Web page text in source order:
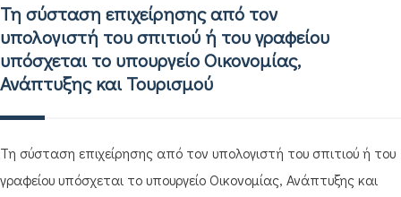
Τη σύσταση επιχείρησης από τον
υπολογιστή του σπιτιού ή του γραφείου
υπόσχεται το υπουργείο Οικονομίας,
Ανάπτυξης και Τουρισμού
Τη σύσταση επιχείρησης από τον υπολογιστή του σπιτιού ή του
γραφείου υπόσχεται το υπουργείο Οικονομίας, Ανάπτυξης και